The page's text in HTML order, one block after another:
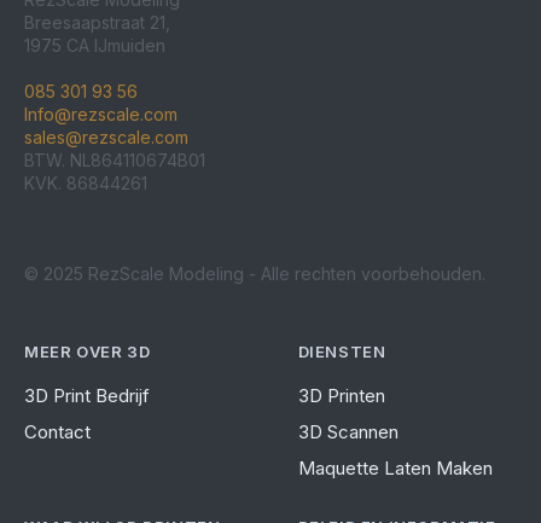
Breesaapstraat 21,
1975 CA IJmuiden
085 301 93 56
Info@rezscale.com
sales@rezscale.com
BTW. NL864110674B01
KVK. 86844261
© 2025 RezScale Modeling - Alle rechten voorbehouden.
MEER OVER 3D
3D Print Bedrijf
Contact
DIENSTEN
3D Printen
3D Scannen
Maquette Laten Maken